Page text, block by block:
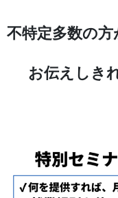
不特定多数の
お伝えしき